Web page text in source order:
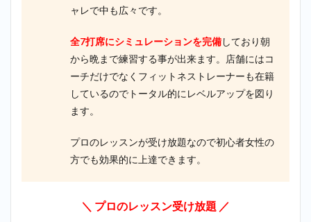
ャレで中も広々です。
全7打席にシミュレーションを完備しており朝
から晩まで練習する事が出来ます。店舗にはコ
ーチだけでなくフィットネストレーナーも在籍
しているのでトータル的にレベルアップを図り
ます。
プロのレッスンが受け放題なので初心者女性の
方でも効果的に上達できます。
＼ プロのレッスン受け放題 ／